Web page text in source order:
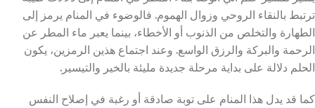
ترتبط بالنقاء الروحي وزوال الهموم. فالوضوء في المنام يرمز إلى
الطهارة والتخلص من الذنوب أو الأخطاء، بينما يعبر ماء المطر عن
الرحمة والبركة والرزق الواسع. وعند اجتماع هذين الرمزين، يكون
الحلم دلالة على بداية مرحلة جديدة مليئة بالخير والتيسير.
كما قد يدل هذا المنام على توبة صادقة أو رغبة في إصلاح النفس